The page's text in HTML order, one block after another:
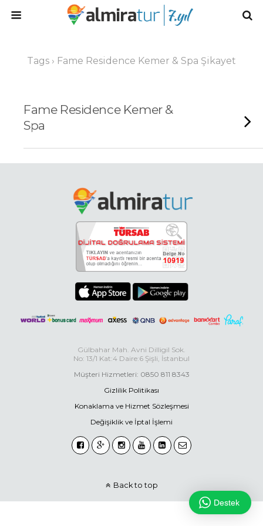
Tags › Fame Residence Kemer & Spa Şikayet
Fame Residence Kemer &
Spa
Gülbahar Mah. Avni Dilligil Sok.
No: 13/1 Kat:4 Daire:6 Şişli, İstanbul
Müşteri Hizmetleri: 0850 811 8343
Gizlilik Politikası
Konaklama ve Hizmet Sözleşmesi
Değişiklik ve İptal İşlemi
Back to top
Destek